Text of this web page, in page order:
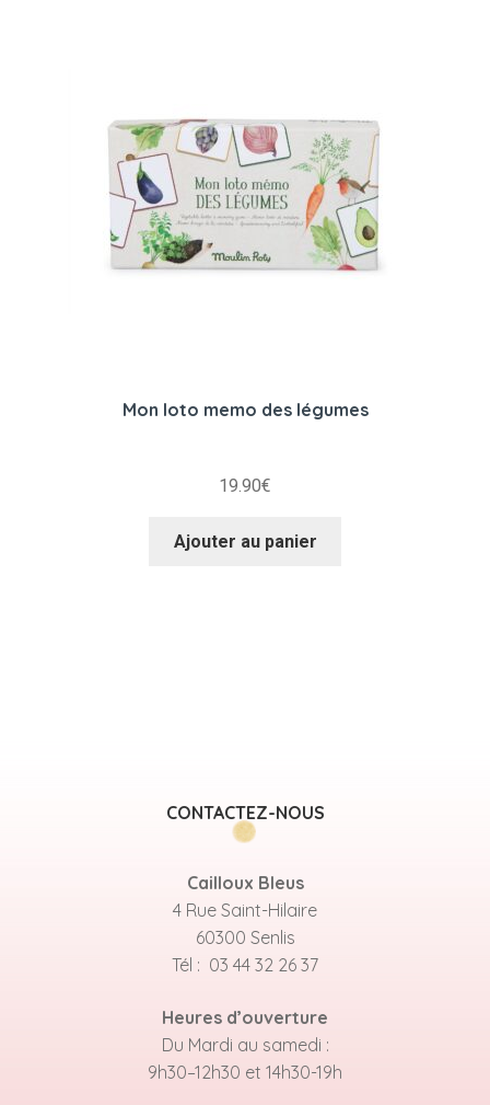
Mon loto memo des légumes
19.90€
Ajouter au panier
CONTACTEZ-NOUS
Cailloux Bleus
4 Rue Saint-Hilaire
60300 Senlis
Tél : 03 44 32 26 37
Heures d’ouverture
Du Mardi au samedi :
9h30–12h30 et 14h30-19h